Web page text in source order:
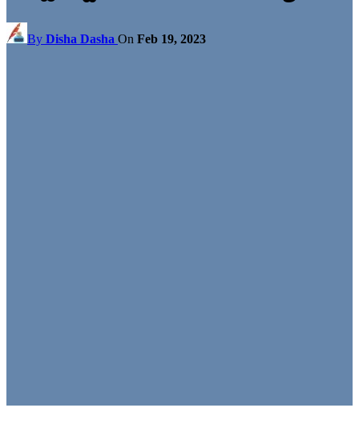
By Disha Dasha On Feb 19, 2023